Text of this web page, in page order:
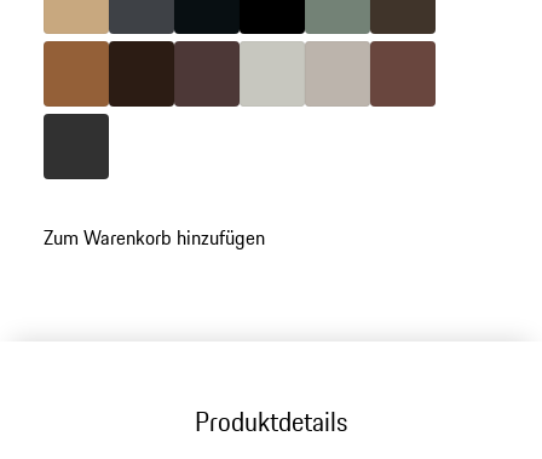
Farbe cohibabraun
Farbe merantibraun
Farbe marsala
Farbe kalkbeige
Farbe trüffelbraun
zu
Zum Warenkorb hinzufügen
Produktdetails